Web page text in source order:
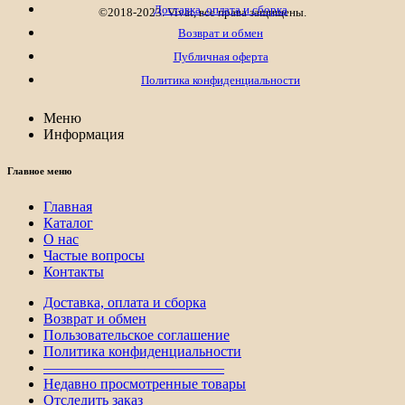
©2018-2023. Vivat, все права защищены.
Доставка, оплата и сборка
Возврат и обмен
Публичная оферта
Политика конфиденциальности
Меню
Информация
Главное меню
Главная
Каталог
О нас
Частые вопросы
Контакты
Доставка, оплата и сборка
Возврат и обмен
Пользовательское соглашение
Политика конфиденциальности
————————————–
Недавно просмотренные товары
Отследить заказ